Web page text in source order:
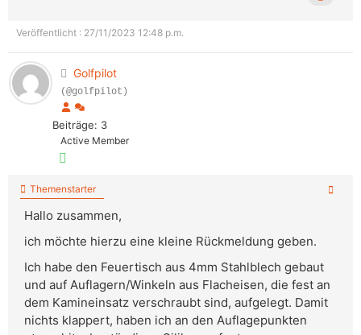
Veröffentlicht : 27/11/2023 12:48 p.m.
Golfpilot
(@golfpilot)
Beiträge: 3
Active Member
Themenstarter
Hallo zusammen,
ich möchte hierzu eine kleine Rückmeldung geben.
Ich habe den Feuertisch aus 4mm Stahlblech gebaut
und auf Auflagern/Winkeln aus Flacheisen, die fest an
dem Kamineinsatz verschraubt sind, aufgelegt. Damit
nichts klappert, haben ich an den Auflagepunkten